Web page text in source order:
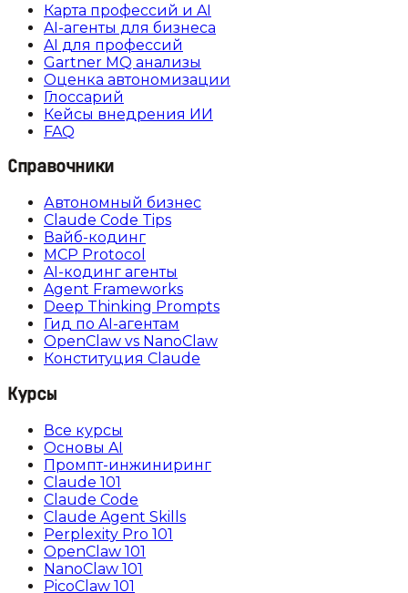
Карта профессий и AI
AI-агенты для бизнеса
AI для профессий
Gartner MQ анализы
Оценка автономизации
Глоссарий
Кейсы внедрения ИИ
FAQ
Справочники
Автономный бизнес
Claude Code Tips
Вайб-кодинг
MCP Protocol
AI-кодинг агенты
Agent Frameworks
Deep Thinking Prompts
Гид по AI-агентам
OpenClaw vs NanoClaw
Конституция Claude
Курсы
Все курсы
Основы AI
Промпт-инжиниринг
Claude 101
Claude Code
Claude Agent Skills
Perplexity Pro 101
OpenClaw 101
NanoClaw 101
PicoClaw 101